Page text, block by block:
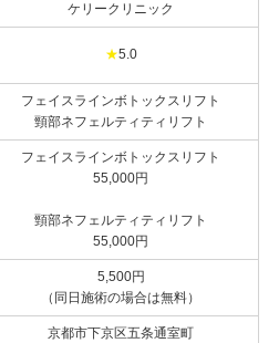
ケリークリニック
★5.0
フェイスラインボトックスリフト
頸部ネフェルティティリフト
フェイスラインボトックスリフト
55,000円
頸部ネフェルティティリフト
55,000円
5,500円
（同日施術の場合は無料）
京都市下京区五条通室町